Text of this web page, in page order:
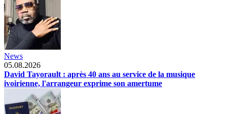
News
05.08.2026
David Tayorault : après 40 ans au service de la musique
ivoirienne, l'arrangeur exprime son amertume